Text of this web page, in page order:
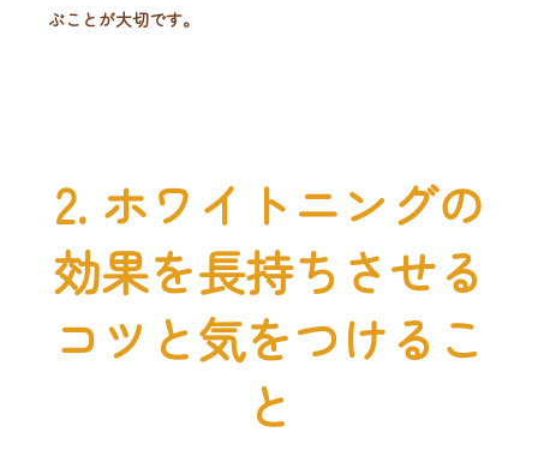
ぶことが大切です。
2. ホワイトニングの
効果を長持ちさせる
コツと気をつけるこ
と